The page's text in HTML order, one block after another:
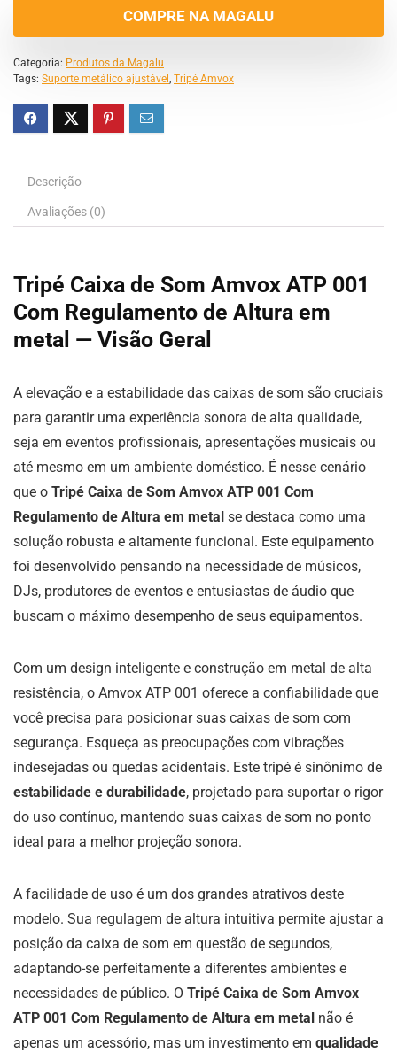
COMPRE NA MAGALU
Categoria: Produtos da Magalu
Tags: Suporte metálico ajustável , Tripé Amvox
Descrição
Avaliações (0)
Tripé Caixa de Som Amvox ATP 001
Com Regulamento de Altura em
metal — Visão Geral
A elevação e a estabilidade das caixas de som são cruciais
para garantir uma experiência sonora de alta qualidade,
seja em eventos profissionais, apresentações musicais ou
até mesmo em um ambiente doméstico. É nesse cenário
que o Tripé Caixa de Som Amvox ATP 001 Com
Regulamento de Altura em metal se destaca como uma
solução robusta e altamente funcional. Este equipamento
foi desenvolvido pensando na necessidade de músicos,
DJs, produtores de eventos e entusiastas de áudio que
buscam o máximo desempenho de seus equipamentos.
Com um design inteligente e construção em metal de alta
resistência, o Amvox ATP 001 oferece a confiabilidade que
você precisa para posicionar suas caixas de som com
segurança. Esqueça as preocupações com vibrações
indesejadas ou quedas acidentais. Este tripé é sinônimo de
estabilidade e durabilidade, projetado para suportar o rigor
do uso contínuo, mantendo suas caixas de som no ponto
ideal para a melhor projeção sonora.
A facilidade de uso é um dos grandes atrativos deste
modelo. Sua regulagem de altura intuitiva permite ajustar a
posição da caixa de som em questão de segundos,
adaptando-se perfeitamente a diferentes ambientes e
necessidades de público. O Tripé Caixa de Som Amvox
ATP 001 Com Regulamento de Altura em metal não é
apenas um acessório, mas um investimento em qualidade